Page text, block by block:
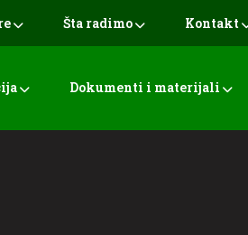
Šta radimo Kontakt
Dokumenti i materijali